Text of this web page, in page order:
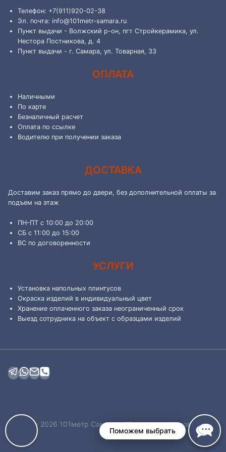
Телефон: +7(911)920-02-38
Эл. почта: info@101metr-samara.ru
Пункт выдачи - Волжский р-он, пгт Стройкерамика, ул.
Нестора Постникова, д. 4
Пункт выдачи - г. Самара, ул. Товарная, 33
ОПЛАТА
Наличными
По карте
Безналичный расчет
Оплата по ссылке
Водителю при получении заказа
ДОСТАВКА
Доставим заказ прямо до двери, без дополнительной оплаты за
подъем на этаж
ПН-ПТ с 10:00 до 20:00
СБ с 11:00 до 15:00
ВС по договоренности
УСЛУГИ
Установка напольных плинтусов
Окраска изделий в индивидуальный цвет
Хранение оплаченного заказа неограниченный срок
Выезд сотрудника на объект с образцами изделий
© 2019 - 2026 101метр Самара - Магазин плинтусов
Поможем выбрать